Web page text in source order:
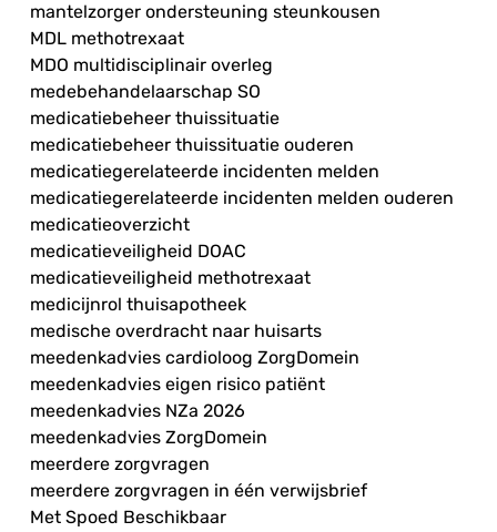
mantelzorger ondersteuning steunkousen
MDL methotrexaat
MDO multidisciplinair overleg
medebehandelaarschap SO
medicatiebeheer thuissituatie
medicatiebeheer thuissituatie ouderen
medicatiegerelateerde incidenten melden
medicatiegerelateerde incidenten melden ouderen
medicatieoverzicht
medicatieveiligheid DOAC
medicatieveiligheid methotrexaat
medicijnrol thuisapotheek
medische overdracht naar huisarts
meedenkadvies cardioloog ZorgDomein
meedenkadvies eigen risico patiënt
meedenkadvies NZa 2026
meedenkadvies ZorgDomein
meerdere zorgvragen
meerdere zorgvragen in één verwijsbrief
Met Spoed Beschikbaar